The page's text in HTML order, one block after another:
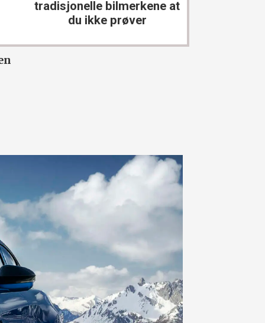
tradisjonelle bilmerkene at
du ikke prøver